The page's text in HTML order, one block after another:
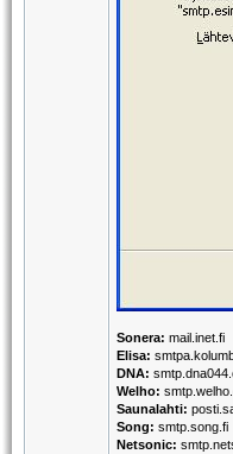
Sonera: mail.inet.fi
Elisa:
DNA:
Welho:
Saunalahti:
Song: smtp.song.fi
Netsonic: